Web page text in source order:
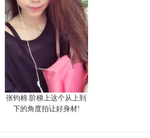
张钧棉 阶梯上这个从上到
下的角度拍让好身材!